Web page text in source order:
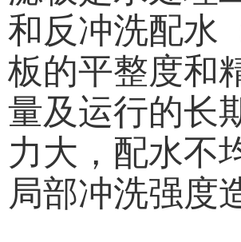
和反冲洗配水
板的平整度和
量及运行的长
力大，配水不
局部冲洗强度